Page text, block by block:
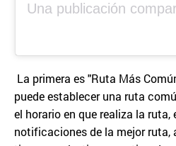
Una publicación
La primera es "Ruta Más
puede establecer una ruta
el horario en que realiza la ruta,
notificaciones de la mejor ruta,